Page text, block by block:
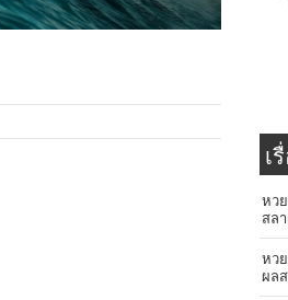
เ
หว
สล
หว
ผล